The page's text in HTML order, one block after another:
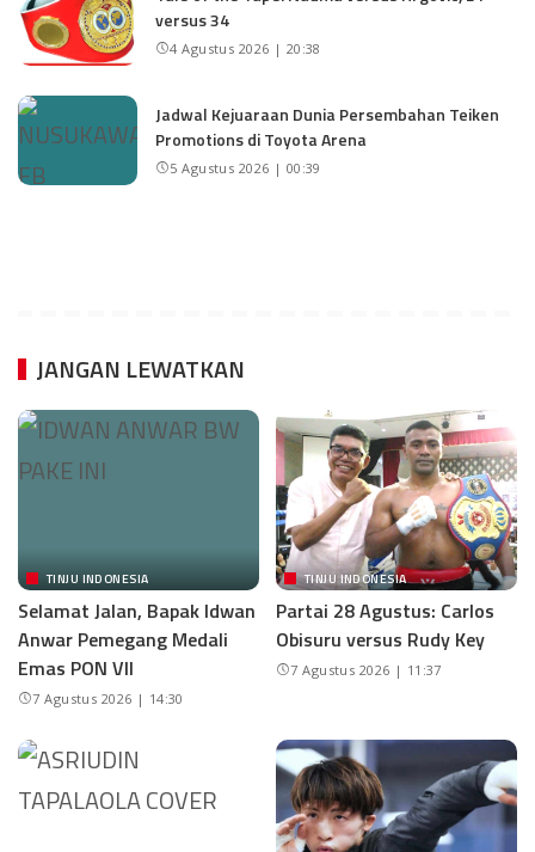
versus 34
4 Agustus 2026 | 20:38
Jadwal Kejuaraan Dunia Persembahan Teiken
Promotions di Toyota Arena
5 Agustus 2026 | 00:39
JANGAN LEWATKAN
TINJU INDONESIA
Selamat Jalan, Bapak Idwan
Anwar Pemegang Medali
Emas PON VII
7 Agustus 2026 | 14:30
TINJU INDONESIA
Partai 28 Agustus: Carlos
Obisuru versus Rudy Key
7 Agustus 2026 | 11:37